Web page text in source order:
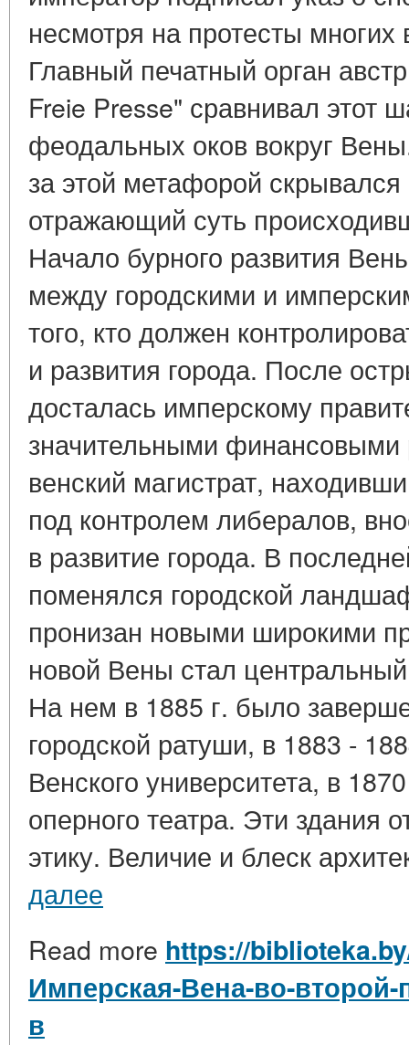
несмотря на протесты
Главный печатный орган
Freie Presse" сравнивал этот
феодальных оков вокруг
за этой метафорой
отражающий суть
Начало бурного развития
между городскими и
того, кто должен
и развития города. После
досталась имперскому
значительными
венский магистрат,
под контролем либералов,
в развитие города. В
поменялся городской
пронизан новыми широкими
новой Вены стал
На нем в 1885 г. было
городской ратуши, в 1883 -
Венского университета, в
оперного театра. Эти здания
этику. Величие и блеск
далее
Read more https://
Имперская-Вена-во-второй-
в